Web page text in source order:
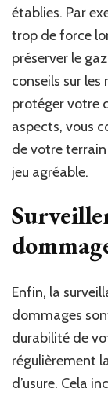
établies. Par
trop de force
préserver le
conseils sur
protéger votre
aspects, vous
de votre
jeu agréable.
Enfin, la
dommages
durabilité de
régulièrement
d’usure. Cela